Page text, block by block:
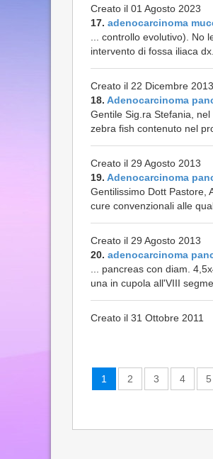
Creato il 01 Agosto 2023
17. adenocarcinoma
... controllo evolutivo). No
intervento di fossa iliaca
Creato il 22 Dicembre 2013
18. Adenocarcinoma
Gentile Sig.ra Stefania,
zebra fish contenuto nel
Creato il 29 Agosto 2013
19. Adenocarcinoma
Gentilissimo Dott Pastore,
cure convenzionali alle
Creato il 29 Agosto 2013
20. adenocarcinoma
... pancreas con diam.
una in cupola all'VIII
Creato il 31 Ottobre 2011
1 2 3 4 5